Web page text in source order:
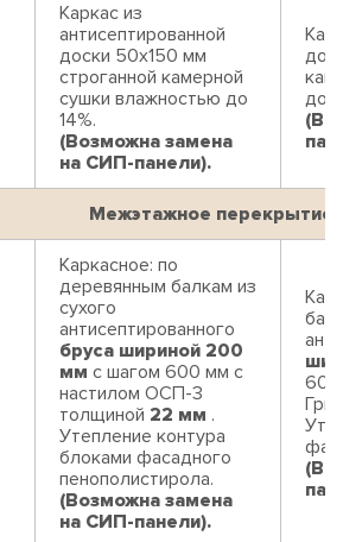
Каркас из
антисептированной
доски 50х150 мм
строганной камерной
сушки влажностью до
14%.
(Возможна замена
на СИП-панели).
до
Межэтажное перекрытие
Каркасное: по
деревянным балкам из
сухого
антисептированного
бруса шириной 200
мм с шагом 600 мм с
настилом ОСП-3
толщиной 22 мм .
Утепление контура
блоками фасадного
пенополистирола.
(Возможна замена
на СИП-панели).
600